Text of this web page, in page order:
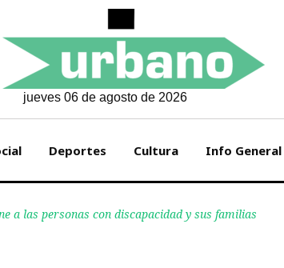
jueves 06 de agosto de 2026
Deportes Cultura Info General
a las personas con discapacidad y sus familias